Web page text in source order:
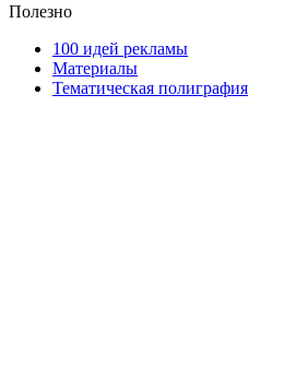
Полезно
100 идей рекламы
Материалы
Тематическая полиграфия